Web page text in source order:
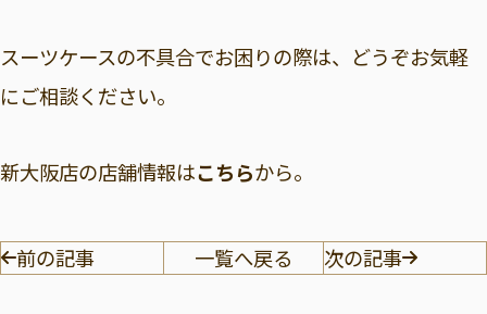
スーツケースの不具合でお困りの際は、どうぞお気軽
にご相談ください。
新大阪店の店舗情報はこちらから。
前の記事 一覧へ戻る 次の記事